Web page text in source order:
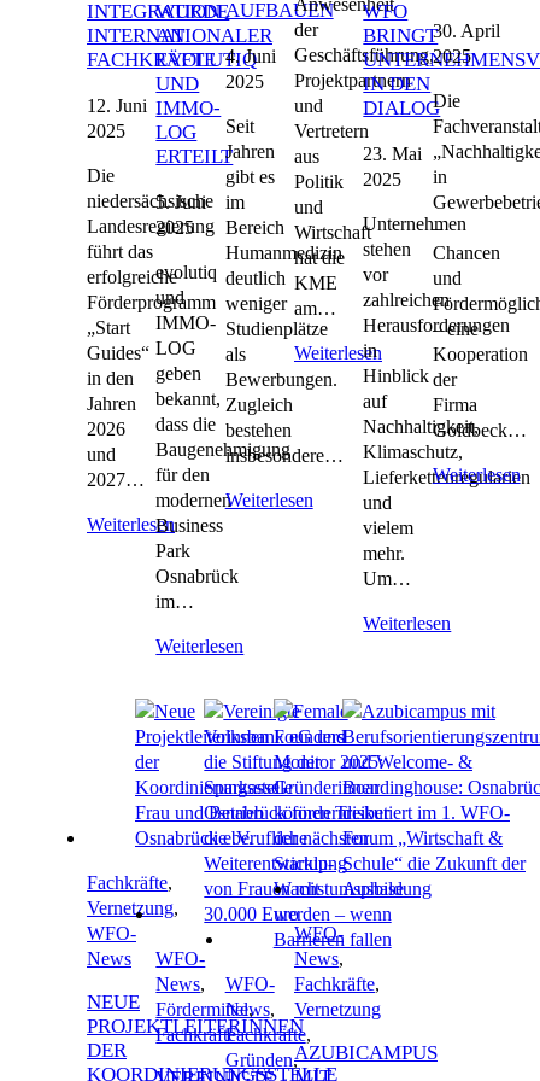
INTEGRATION
INTERNATIONALER
FACHKRÄFTE
12. Juni
2025
Die
niedersächsische
Landesregierung
führt das
erfolgreiche
Förderprogramm
„Start
Guides“
in den
Jahren
2026
und
2027…
Weiterlesen
WURDE
AN
EVOLUTIQ
UND
IMMO-
LOG
ERTEILT
5. Juni
2025
evolutiq
und
IMMO-
LOG
geben
bekannt,
dass die
Baugenehmigung
für den
modernen
Business
Park
Osnabrück
im…
Weiterlesen
AUFBAUEN
4. Juni
2025
Seit
Jahren
gibt es
im
Bereich
Humanmedizin
deutlich
weniger
Studienplätze
als
Bewerbungen.
Zugleich
bestehen
insbesondere…
Weiterlesen
Anwesenheit
der
Geschäftsführung,
Projektpartnern
und
Vertretern
aus
Politik
und
Wirtschaft
hat die
KME
am…
Weiterlesen
WFO
BRINGT
IN DEN
DIALOG
23. Mai
2025
Unternehmen
stehen
vor
zahlreichen
Herausforderungen
in
Hinblick
auf
Nachhaltigkeit,
Klimaschutz,
Lieferkettenregularien
und
vielem
mehr.
Um…
Weiterlesen
30. April
2025
Die
in
–
Chancen
und
– eine
Kooperation
der
Firma
Goldbeck…
Weiterlesen
Fachkräfte,
Vernetzung,
WFO-
News
NEUE
PROJEKTLEITERINNEN
DER
KOORDINIERUNGSSTELLE
WFO-
News,
Fördermittel,
Fachkräfte
WFO-
News,
Fachkräfte,
Gründen,
WFO-
News,
Fachkräfte,
Vernetzung
AZUBICAMPUS